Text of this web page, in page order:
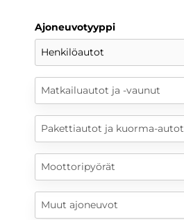
Ajoneuvotyyppi
Henkilöautot
Matkailuautot ja -vaunut
Pakettiautot ja kuorma-autot
Moottoripyörät
Muut ajoneuvot